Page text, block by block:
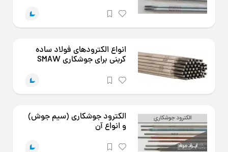
انواع الکترودهای فولاد ساده
کربنی برای جوشکاری SMAW
الکترود جوشکاری (سیم جوش)
و انواع آن